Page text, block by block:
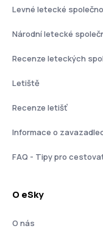
Levné letecké
Národní letecké
Recenze leteckých
Letiště
Recenze letišť
Informace o
FAQ - Tipy pro
O eSky
O nás